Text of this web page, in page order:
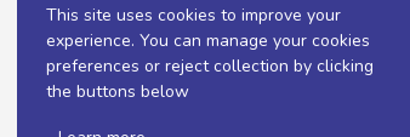
This site uses cookies to improve your
experience. You can manage your cookies
preferences or reject collection by clicking
the buttons below
A venda e o consumo de bebidas alcoólicas são
válidas para a loja eletrônica, sendo que seus
para menos, por conta de produtos variáveis;
do pedido. Produtos em promoção possuem
20/03/97). A venda está diretamente ligada à
Caso algum produto venha a faltar no pedido